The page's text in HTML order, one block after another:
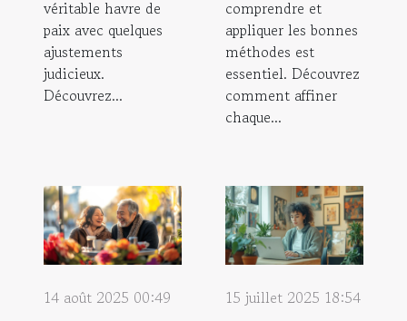
véritable havre de
paix avec quelques
ajustements
judicieux.
Découvrez...
comprendre et
appliquer les bonnes
méthodes est
essentiel. Découvrez
comment affiner
chaque...
14 août 2025 00:49
15 juillet 2025 18:54